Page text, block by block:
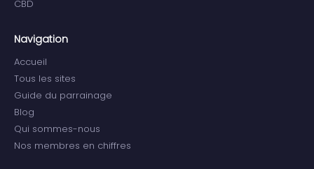
CBD
Navigation
Accueil
Tous les sites
Guide du parrainage
Blog
Qui sommes-nous
Nos membres en chiffres